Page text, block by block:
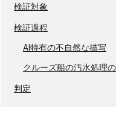
検証対象
検証過程
AI特有の不自然な描写
クルーズ船の汚水処理
判定